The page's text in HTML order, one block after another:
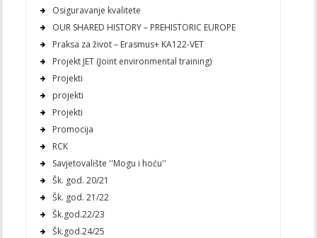
Osiguravanje kvalitete
OUR SHARED HISTORY – PREHISTORIC EUROPE
Praksa za život – Erasmus+ KA122-VET
Projekt JET (Joint environmental training)
Projekti
projekti
Projekti
Promocija
RCK
Savjetovalište ''Mogu i hoću''
Šk. god. 20/21
Šk. god. 21/22
Šk.god.22/23
Šk.god.24/25